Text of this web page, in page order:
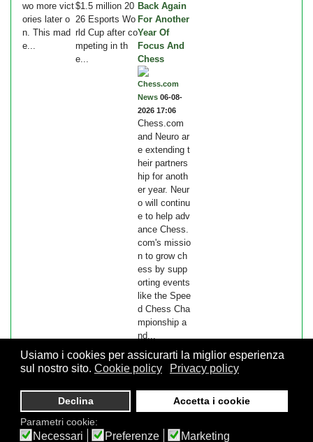
Usiamo i cookies per assicurarti la miglior esperienza
sul nostro sito. Cookie policy Privacy policy
Declina
Accetta i cookie
Parametri cookie:
Necessari Preferenze Marketing
wo more vict
ories later o
n. This mad
e...
$1.5 million 20
26 Esports Wo
rld Cup after co
mpeting in th
e...
Back Again
For Another
Year Of
Focus And
Chess
Chess.com
News 06-08-
2026 17:06
Chess.com
and Neuro ar
e extending t
heir partners
hip for anoth
er year. Neur
o will continu
e to help adv
ance Chess.
com's missio
n to grow ch
ess by supp
orting events
like the Spee
d Chess Cha
mpionship a
nd...
© 2026 FSI - Federazione Scacchistica Italiana - V.le Regina
Giovanna, 12 - 20129 Milano - CF. 80105170155 - P. Iva
10013490155 - Email fsi@federscacchi.it - Tel. 02.86464369 -
Privacy